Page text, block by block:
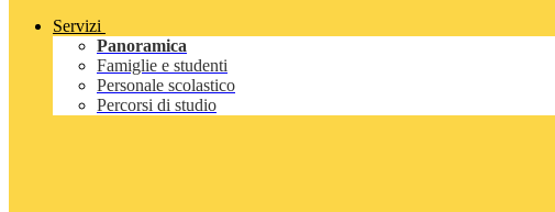
Servizi
Panoramica
Famiglie e studenti
Personale scolastico
Percorsi di studio